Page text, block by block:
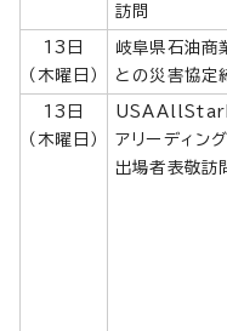
訪問
13日
（木曜日）
岐阜県石油商
との災害協定
13日
（木曜日）
アリーディン
出場者表敬訪